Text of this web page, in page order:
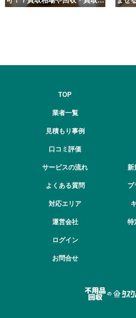
TOP
業者一覧
見積もり事例
口コミ評価
サービスの流れ
よくある質問
対応エリア
運営会社
ログイン
お問合せ
新
プ
特